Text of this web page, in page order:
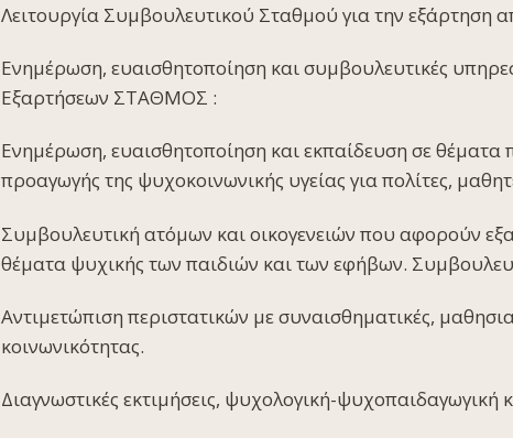
Λειτουργία Συμβουλευτικού Σταθμού για την εξάρτηση
Ενημέρωση, ευαισθητοποίηση και συμβουλευτικές
Εξαρτήσεων ΣΤΑΘΜΟΣ :
Ενημέρωση, ευαισθητοποίηση και εκπαίδευση σε
προαγωγής της ψυχοκοινωνικής υγείας για πολίτες,
Συμβουλευτική ατόμων και οικογενειών που αφορούν
θέματα ψυχικής των παιδιών και των εφήβων.
Αντιμετώπιση περιστατικών με συναισθηματικές,
κοινωνικότητας.
Διαγνωστικές εκτιμήσεις, ψυχολογική-ψυχοπαιδαγωγική